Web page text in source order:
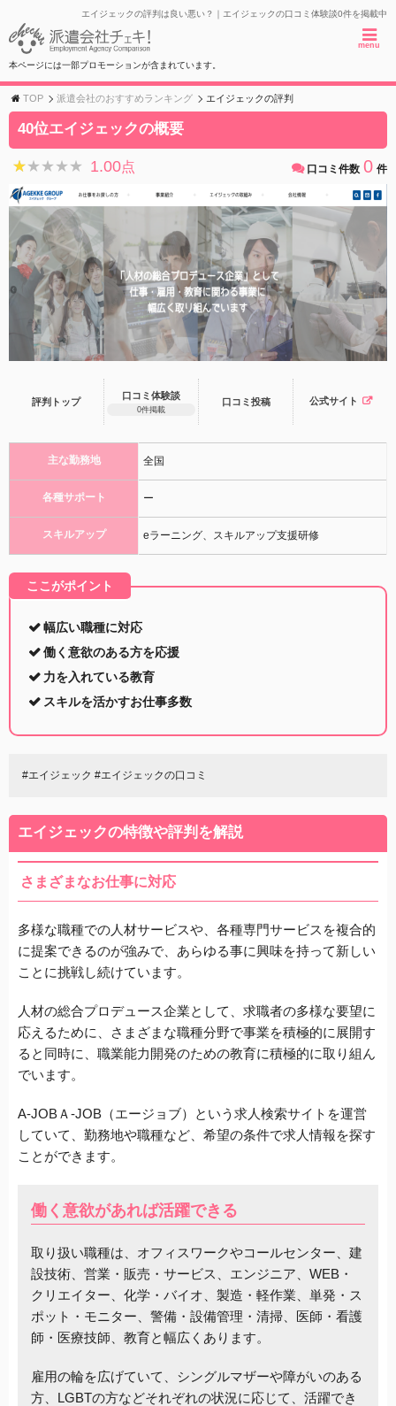
エイジェックの評判は良い悪い？｜エイジェックの口コミ体験談0件を掲載中
menu
本ページには一部プロモーションが含まれています。
TOP 派遣会社のおすすめランキング エイジェックの評判
40位エイジェックの概要
★★★★★
★★★★★ 1.00点 口コミ件数 0 件
評判トップ
口コミ体験談
0件掲載
口コミ 投稿 公式サイト
主な勤務地 全国
各種サポート ー
スキルアップ eラーニング、スキルアップ支援研修
ここがポイント
幅広い職種に対応
働く意欲のある方を応援
力を入れている教育
スキルを活かすお仕事多数
#エイジェック #エイジェックの口コミ
エイジェックの特徴や評判を解説
さまざまなお仕事に対応
多様な職種での人材サービスや、各種専門サービスを複合的
に提案できるのが強みで、あらゆる事に興味を持って新しい
ことに挑戦し続けています。
人材の総合プロデュース企業として、求職者の多様な要望に
応えるために、さまざまな職種分野で事業を積極的に展開す
ると同時に、職業能力開発のための教育に積極的に取り組ん
でいます。
A-JOBＡ-JOB（エージョブ）という求人検索サイトを運営
していて、勤務地や職種など、希望の条件で求人情報を探す
ことができます。
働く意欲があれば活躍できる
取り扱い職種は、オフィスワークやコールセンター、建
設技術、営業・販売・サービス、エンジニア、WEB・
クリエイター、化学・バイオ、製造・軽作業、単発・ス
ポット・モニター、警備・設備管理・清掃、医師・看護
師・医療技師、教育と幅広くあります。
雇用の輪を広げていて、シングルマザーや障がいのある
方、LGBTの方などそれぞれの状況に応じて、活躍でき